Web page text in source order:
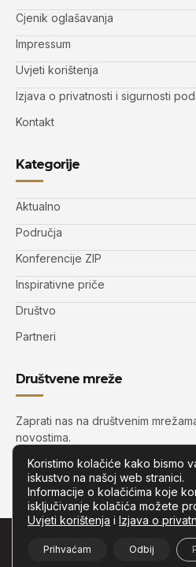
Cjenik oglašavanja
Impressum
Uvjeti korištenja
Izjava o privatnosti i sigurnosti
Kontakt
Kategorije
Aktualno
Područja
Konferencije ZIP
Inspirativne priče
Društvo
Partneri
Društvene mreže
Zaprati nas na društvenim
novostima.
Zip.com.hr–
Koristimo kolačiće kako bismo
iskustvo na našoj web stranici.
Informacije o kolačićima koje
isključivanje kolačića možete
Uvjeti korištenja i Izjava o
Prihvaćam Odbij